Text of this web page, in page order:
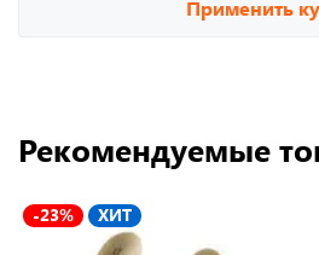
Применить
Рекомендуемые
-23% ХИТ